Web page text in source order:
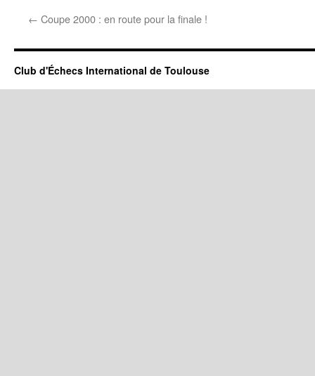
← Coupe 2000 : en route pour la finale !
Club d'Échecs International de Toulouse